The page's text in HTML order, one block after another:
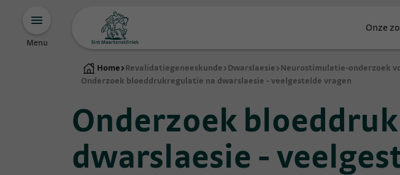
Menu
Onze
Home > Revalidatiegeneeskunde > Dwarslaesie > Neurostimulatie-onderzoek
Onderzoek bloeddrukregulatie na dwarslaesie - veelgestelde vragen
Onderzoek
dwarslaesie -